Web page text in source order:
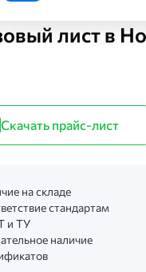
лист в
Скачать прайс-лист
на складе
стандартам
и ТУ
наличие